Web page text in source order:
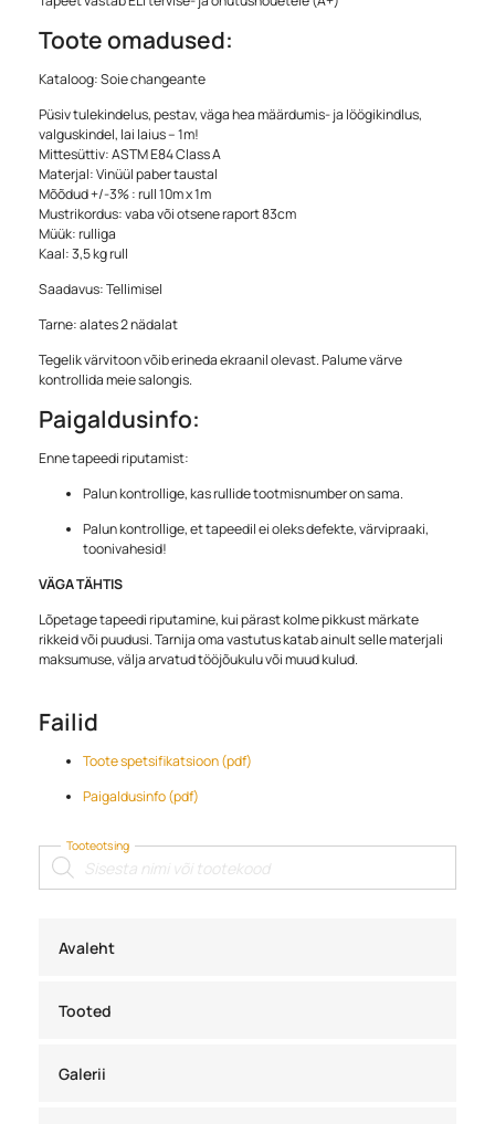
Tooteotsing
Products
search
Avaleht
Tooted
Galerii
Toote omadused:
Kataloog: Soie changeante
Püsiv tulekindelus, pestav, väga hea määrdumis- ja löögikindlus,
valguskindel, lai laius – 1m!
Mittesüttiv: ASTM E84 Class A
Materjal: Vinüül paber taustal
Mõõdud +/-3% : rull 10m x 1m
Mustrikordus: vaba või otsene raport 83cm
Müük: rulliga
Kaal: 3,5 kg rull
Saadavus: Tellimisel
Tarne: alates 2 nädalat
Tegelik värvitoon võib erineda ekraanil olevast. Palume värve
kontrollida meie salongis.
Paigaldusinfo:
Enne tapeedi riputamist:
Palun kontrollige, kas rullide tootmisnumber on sama.
Palun kontrollige, et tapeedil ei oleks defekte, värvipraaki,
toonivahesid!
VÄGA TÄHTIS
Lõpetage tapeedi riputamine, kui pärast kolme pikkust märkate
rikkeid või puudusi. Tarnija oma vastutus katab ainult selle materjali
maksumuse, välja arvatud tööjõukulu või muud kulud.
Failid
Toote spetsifikatsioon (pdf)
Paigaldusinfo (pdf)